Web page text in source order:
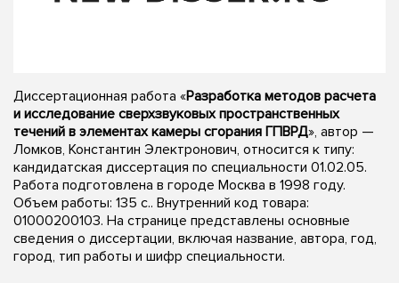
Диссертационная работа «Разработка методов расчета
и исследование сверхзвуковых пространственных
течений в элементах камеры сгорания ГПВРД», автор —
Ломков, Константин Электронович, относится к типу:
кандидатская диссертация по специальности 01.02.05.
Работа подготовлена в городе Москва в 1998 году.
Объем работы: 135 с.. Внутренний код товара:
01000200103. На странице представлены основные
сведения о диссертации, включая название, автора, год,
город, тип работы и шифр специальности.